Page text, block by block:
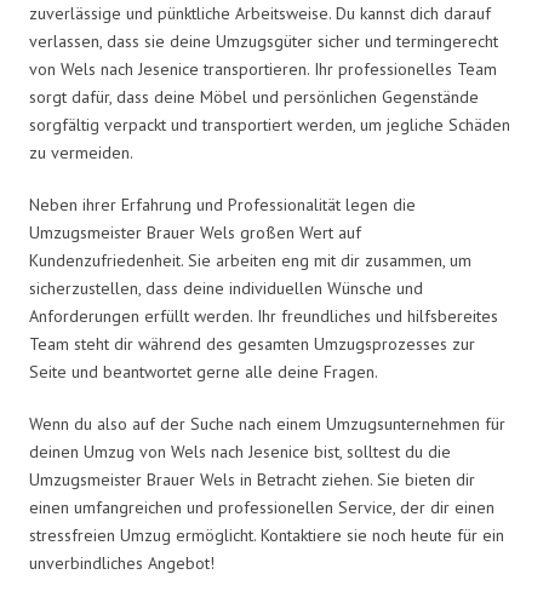
zuverlässige und pünktliche Arbeitsweise. Du kannst dich darauf
verlassen, dass sie deine Umzugsgüter sicher und termingerecht
von Wels nach Jesenice transportieren. Ihr professionelles Team
sorgt dafür, dass deine Möbel und persönlichen Gegenstände
sorgfältig verpackt und transportiert werden, um jegliche Schäden
zu vermeiden.
Neben ihrer Erfahrung und Professionalität legen die
Umzugsmeister Brauer Wels großen Wert auf
Kundenzufriedenheit. Sie arbeiten eng mit dir zusammen, um
sicherzustellen, dass deine individuellen Wünsche und
Anforderungen erfüllt werden. Ihr freundliches und hilfsbereites
Team steht dir während des gesamten Umzugsprozesses zur
Seite und beantwortet gerne alle deine Fragen.
Wenn du also auf der Suche nach einem Umzugsunternehmen für
deinen Umzug von Wels nach Jesenice bist, solltest du die
Umzugsmeister Brauer Wels in Betracht ziehen. Sie bieten dir
einen umfangreichen und professionellen Service, der dir einen
stressfreien Umzug ermöglicht. Kontaktiere sie noch heute für ein
unverbindliches Angebot!